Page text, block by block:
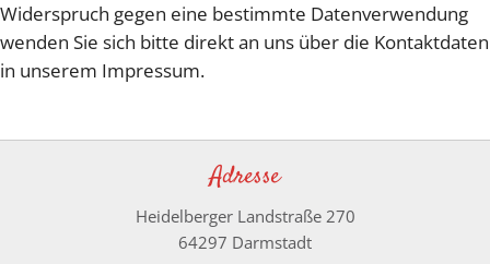
Widerspruch gegen eine bestimmte Datenverwendung
wenden Sie sich bitte direkt an uns über die Kontaktdaten
in unserem Impressum.
Adresse
Heidelberger Landstraße 270
64297 Darmstadt